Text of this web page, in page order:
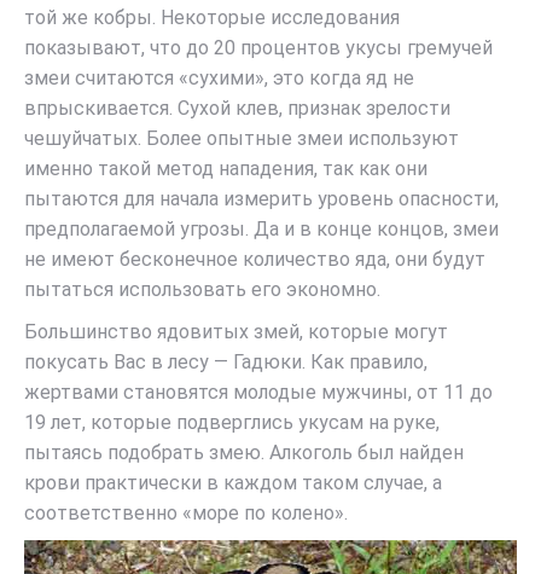
той же кобры. Некоторые исследования
показывают, что до 20 процентов укусы гремучей
змеи считаются «сухими», это когда яд не
впрыскивается. Сухой клев, признак зрелости
чешуйчатых. Более опытные змеи используют
именно такой метод нападения, так как они
пытаются для начала измерить уровень опасности,
предполагаемой угрозы. Да и в конце концов, змеи
не имеют бесконечное количество яда, они будут
пытаться использовать его экономно.
Большинство ядовитых змей, которые могут
покусать Вас в лесу — Гадюки. Как правило,
жертвами становятся молодые мужчины, от 11 до
19 лет, которые подверглись укусам на руке,
пытаясь подобрать змею. Алкоголь был найден
крови практически в каждом таком случае, а
соответственно «море по колено».